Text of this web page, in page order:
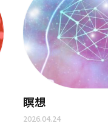
瞑想
2026.04.24